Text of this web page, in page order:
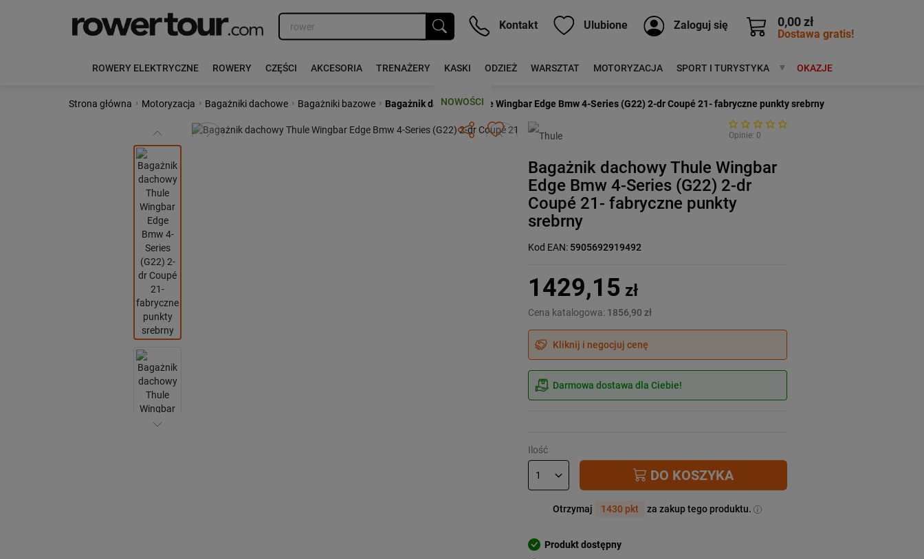
0,00 zł
Dostawa gratis!
Kontakt Ulubione Zaloguj się
ROWERY ELEKTRYCZNE ROWERY CZĘŚCI AKCESORIA TRENAŻERY KASKI ODZIEŻ WARSZTAT MOTORYZACJA SPORT I TURYSTYKA MARKIOKAZJE
NOWOŚCI
Strona główna › Motoryzacja › Bagażniki dachowe › Bagażniki bazowe › Bagażnik dachowy Thule Wingbar Edge Bmw 4-Series (G22) 2-dr Coupé 21- fabryczne punkty srebrny
Poprzedni Następny Opinie: 0
Bagażnik dachowy Thule Wingbar
Edge Bmw 4-Series (G22) 2-dr
Coupé 21- fabryczne punkty
srebrny
Kod EAN: 5905692919492
1429,15 zł
Cena katalogowa: 1856,90 zł
Kliknij i negocjuj cenę
Darmowa dostawa dla Ciebie!
Ilość
DO KOSZYKA
Otrzymaj 1430 pkt za zakup tego produktu.
Produkt dostępny